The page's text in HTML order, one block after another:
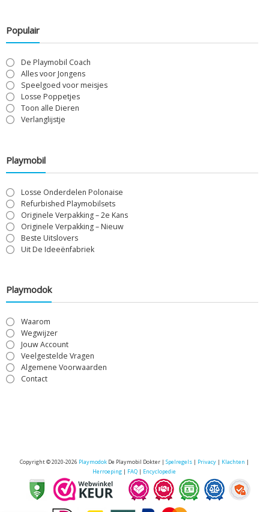
Populair
De Playmobil Coach
Alles voor Jongens
Speelgoed voor meisjes
Losse Poppetjes
Toon alle Dieren
Verlanglijstje
Playmobil
Losse Onderdelen Polonaise
Refurbished Playmobilsets
Originele Verpakking – 2e Kans
Originele Verpakking – Nieuw
Beste Uitslovers
Uit De Ideeënfabriek
Playmodok
Waarom
Wegwijzer
Jouw Account
Veelgestelde Vragen
Algemene Voorwaarden
Contact
Copyright © 2020-2026 PlaymodokDe Playmobil Dokter | Spelregels| Privacy | Klachten |
Herroeping | FAQ | Encyclopedie